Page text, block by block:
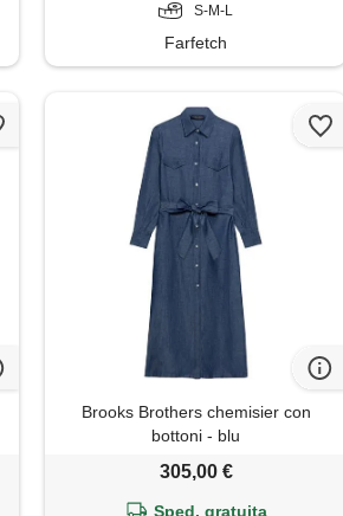
S-M-L
Farfetch
Brooks Brothers chemisier con
bottoni - blu
305,00 €
Sped. gratuita